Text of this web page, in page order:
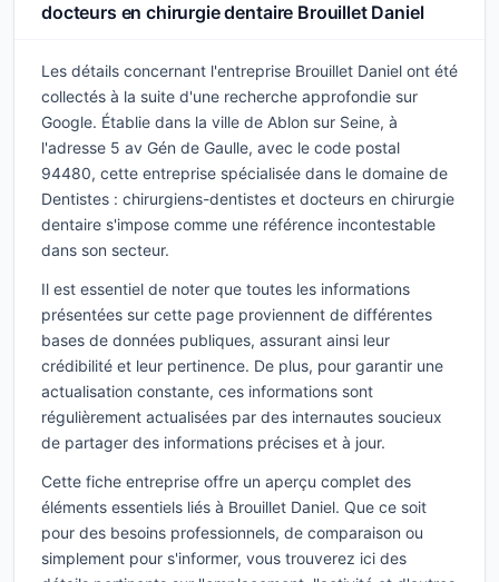
docteurs en chirurgie dentaire Brouillet Daniel
Les détails concernant l'entreprise Brouillet Daniel ont été
collectés à la suite d'une recherche approfondie sur
Google. Établie dans la ville de Ablon sur Seine, à
l'adresse 5 av Gén de Gaulle, avec le code postal
94480, cette entreprise spécialisée dans le domaine de
Dentistes : chirurgiens-dentistes et docteurs en chirurgie
dentaire s'impose comme une référence incontestable
dans son secteur.
Il est essentiel de noter que toutes les informations
présentées sur cette page proviennent de différentes
bases de données publiques, assurant ainsi leur
crédibilité et leur pertinence. De plus, pour garantir une
actualisation constante, ces informations sont
régulièrement actualisées par des internautes soucieux
de partager des informations précises et à jour.
Cette fiche entreprise offre un aperçu complet des
éléments essentiels liés à Brouillet Daniel. Que ce soit
pour des besoins professionnels, de comparaison ou
simplement pour s'informer, vous trouverez ici des